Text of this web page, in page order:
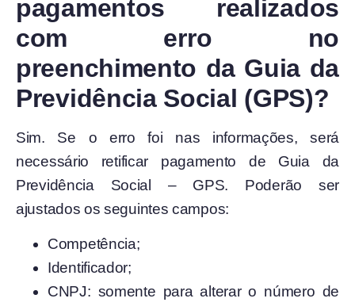
pagamentos realizados
com erro no
preenchimento da Guia da
Previdência Social (GPS)?
Sim. Se o erro foi nas informações, será
necessário retificar pagamento de Guia da
Previdência Social – GPS. Poderão ser
ajustados os seguintes campos:
Competência;
Identificador;
CNPJ: somente para alterar o número de